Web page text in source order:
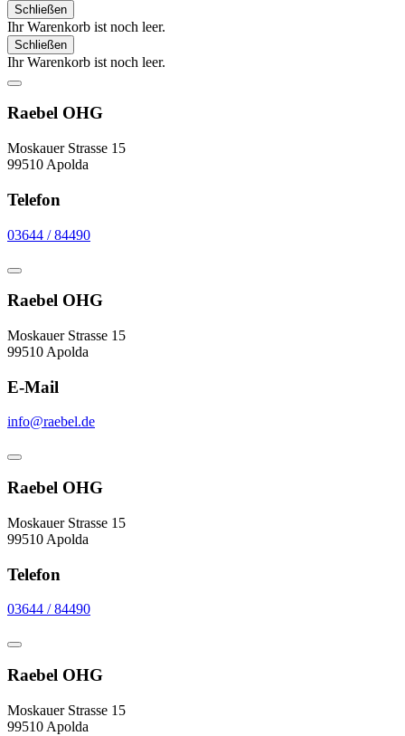
Schließen
Ihr Warenkorb ist noch leer.
Schließen
Ihr Warenkorb ist noch leer.
Raebel OHG
Moskauer Strasse 15
99510 Apolda
Telefon
03644 / 84490
Raebel OHG
Moskauer Strasse 15
99510 Apolda
E-Mail
info@raebel.de
Raebel OHG
Moskauer Strasse 15
99510 Apolda
Telefon
03644 / 84490
Raebel OHG
Moskauer Strasse 15
99510 Apolda